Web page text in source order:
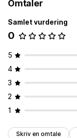
Omtaler
Samlet vurdering
0
5
4
3
2
1
Skriv en omtale